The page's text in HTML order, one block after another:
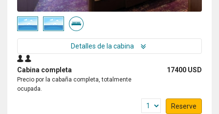
Detalles de la cabina
Cabina completa 17400 USD
Precio por la cabaña completa, totalmente
ocupada.
Reserve